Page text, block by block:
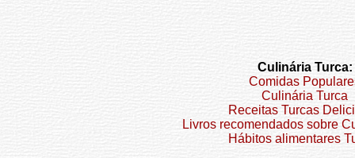
Culinária Turca:
Comidas
Culinária Turca
Receitas Turcas
Livros recomendados sobre
Hábitos alimentares